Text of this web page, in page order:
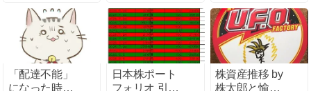
「配達不能」
になった時の
日本株ポート
フォリオ 引き
株資産推移 by
株太郎と愉快